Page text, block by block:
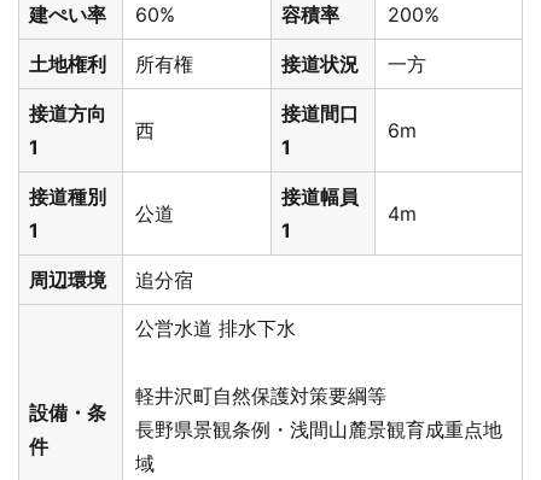
建ぺい率 60% 容積率 200%
土地権利 所有権 接道状況 一方
接道方向
1
西
接道間口
1
6m
接道種別
1
公道
接道幅員
1
4m
周辺環境 追分宿
設備・条
件
公営水道 排水下水
軽井沢町自然保護対策要綱等
長野県景観条例・浅間山麓景観育成重点地
域